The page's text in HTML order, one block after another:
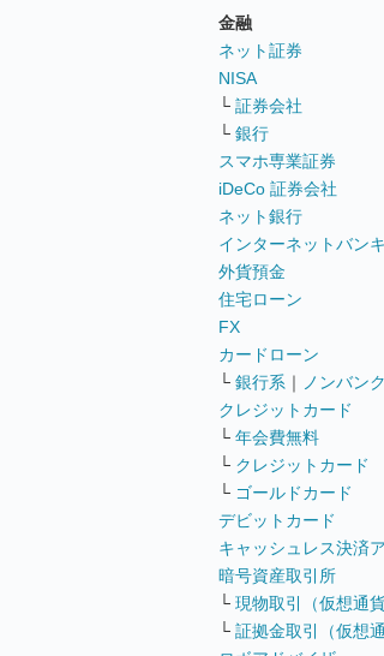
金融
ネット証券
NISA
└ 証券会社
└ 銀行
スマホ専業証券
iDeCo 証券会社
ネット銀行
インターネットバン
外貨預金
住宅ローン
FX
カードローン
└ 銀行系 ｜
ノンバンク
クレジットカード
└ 年会費無料
└ クレジットカード
└ ゴールドカード
デビットカード
キャッシュレス決済
暗号資産取引所
└ 現物取引（仮想通貨
└ 証拠金取引（仮想通